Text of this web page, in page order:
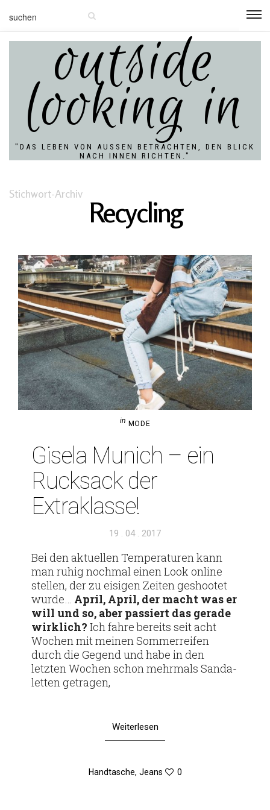
outside
looking in
"DAS LEBEN VON AUSSEN BETRACHTEN, DEN BLICK N
ACH INNEN RICHTEN."
Stichwort-Archiv
Recycling
in MODE
Gisela Munich – ein
Ruck­sack der
Extraklasse!
Veröffentlicht
19 . 04 . 2017
Bei den aktu­ellen Tem­pe­ra­turen kann
man ruhig nochmal einen Look online
stellen, der zu eisigen Zeiten geshootet
wurde… April, April, der macht was er
will und so, aber pas­siert das gerade
wirk­lich? Ich fahre bereits seit acht
Wochen mit meinen Som­mer­reifen
durch die Gegend und habe in den
letzten Wochen schon mehr­mals San­da­
letten getragen,
Weiterlesen
Handtasche, Jeans 0